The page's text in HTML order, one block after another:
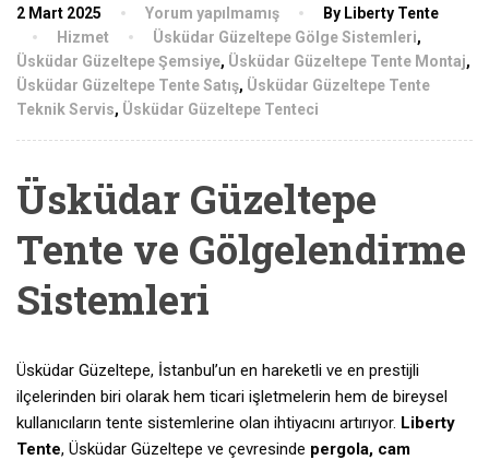
2 Mart 2025 Yorum yapılmamış
By Liberty Tente
Hizmet
Üsküdar Güzeltepe Gölge Sistemleri,
Üsküdar Güzeltepe Şemsiye, Üsküdar Güzeltepe Tente Montaj,
Üsküdar Güzeltepe Tente Satış, Üsküdar Güzeltepe Tente
Teknik Servis, Üsküdar Güzeltepe Tenteci
Üsküdar Güzeltepe
Tente ve Gölgelendirme
Sistemleri
Üsküdar Güzeltepe, İstanbul’un en hareketli ve en prestijli
ilçelerinden biri olarak hem ticari işletmelerin hem de bireysel
kullanıcıların tente sistemlerine olan ihtiyacını artırıyor. Liberty
Tente, Üsküdar Güzeltepe ve çevresinde pergola, cam